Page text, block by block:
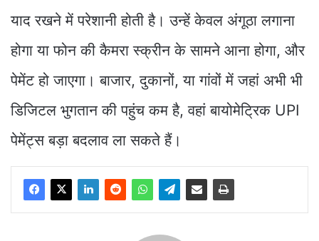
याद रखने में परेशानी होती है। उन्हें केवल अंगूठा लगाना
होगा या फोन की कैमरा स्क्रीन के सामने आना होगा, और
पेमेंट हो जाएगा। बाजार, दुकानों, या गांवों में जहां अभी भी
डिजिटल भुगतान की पहुंच कम है, वहां बायोमेट्रिक UPI
पेमेंट्स बड़ा बदलाव ला सकते हैं।